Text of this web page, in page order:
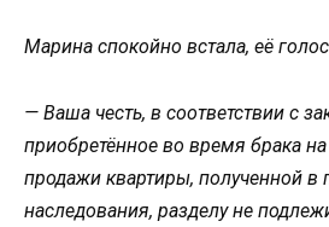
Марина спокойно встала, её
— Ваша честь, в соответствии с
приобретённое во время брака на
продажи квартиры, полученной в
наследования, разделу не